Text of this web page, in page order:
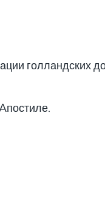
голландских